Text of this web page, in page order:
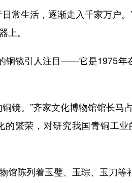
生活，逐渐走入千家万户。
上。
镜引人注目——它是1975年在
。”齐家文化博物馆馆长马
繁荣，对研究我国青铜工
陈列着玉璧、玉琮、玉刀等